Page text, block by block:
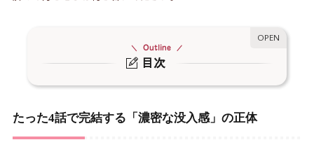
目次
Outline
1.
2.主要キャスト4人の「怪演」が光る心理戦
和やかな会話の裏にある「りこぴん」殺害の疑惑
たった4話で完結する「濃密な没入感」の正体